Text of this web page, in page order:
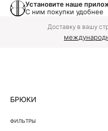
Установите наше
С ним покупки удобнее
Доставку в вашу
БРЮКИ
ФИЛЬТРЫ